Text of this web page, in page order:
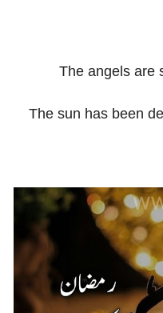
The angels are
The sun has been